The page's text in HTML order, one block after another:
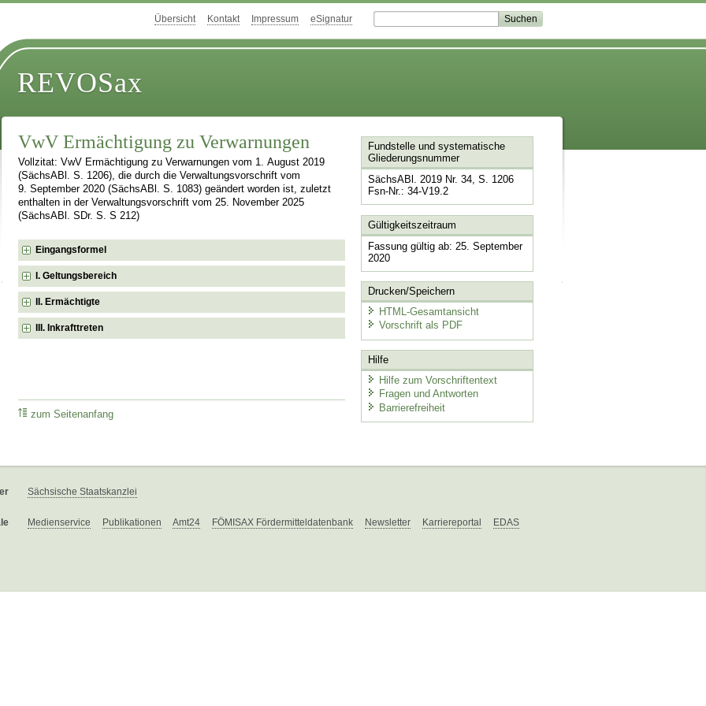
Übersicht Kontakt Impressum eSignatur
REVOSax
VwV Ermächtigung zu Verwarnungen
Vollzitat: VwV Ermächtigung zu Verwarnungen vom 1. August 2019
(SächsABl. S. 1206), die durch die Verwaltungsvorschrift vom
9. September 2020 (SächsABl. S. 1083) geändert worden ist, zuletzt
enthalten in der Verwaltungsvorschrift vom 25. November 2025
(SächsABl. SDr. S. S 212)
Eingangsformel
I. Geltungsbereich
II. Ermächtigte
III. Inkrafttreten
zum Seitenanfang
Fundstelle und systematische
Gliederungsnummer
SächsABl. 2019 Nr. 34, S. 1206
Fsn-Nr.: 34-V19.2
Gültigkeitszeitraum
Fassung gültig ab: 25. September
2020
Drucken/Speichern
HTML-Gesamtansicht
Vorschrift als PDF
Hilfe
Hilfe zum Vorschriftentext
Fragen und Antworten
Barrierefreiheit
Sächsische Staatskanzlei
Medienservice Publikationen Amt24 FÖMISAX Fördermitteldatenbank Newsletter Karriereportal EDAS